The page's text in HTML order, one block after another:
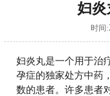
妇炎
时间:
妇炎丸是一个用于治
孕症的独家处方中药
数的患者。许多患者